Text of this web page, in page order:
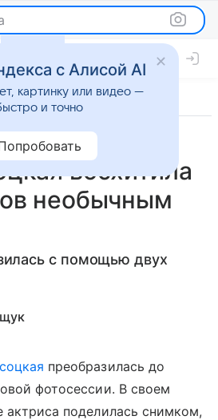
жизнь
восхитила
необычным
с помощью двух
преобразилась до
фотосессии. В своем
актриса поделилась снимком,
с Алисой AI
картинку или видео —
и точно